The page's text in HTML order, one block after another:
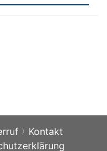
Kontakt